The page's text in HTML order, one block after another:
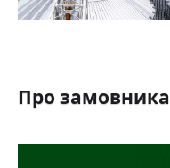
Про замовника